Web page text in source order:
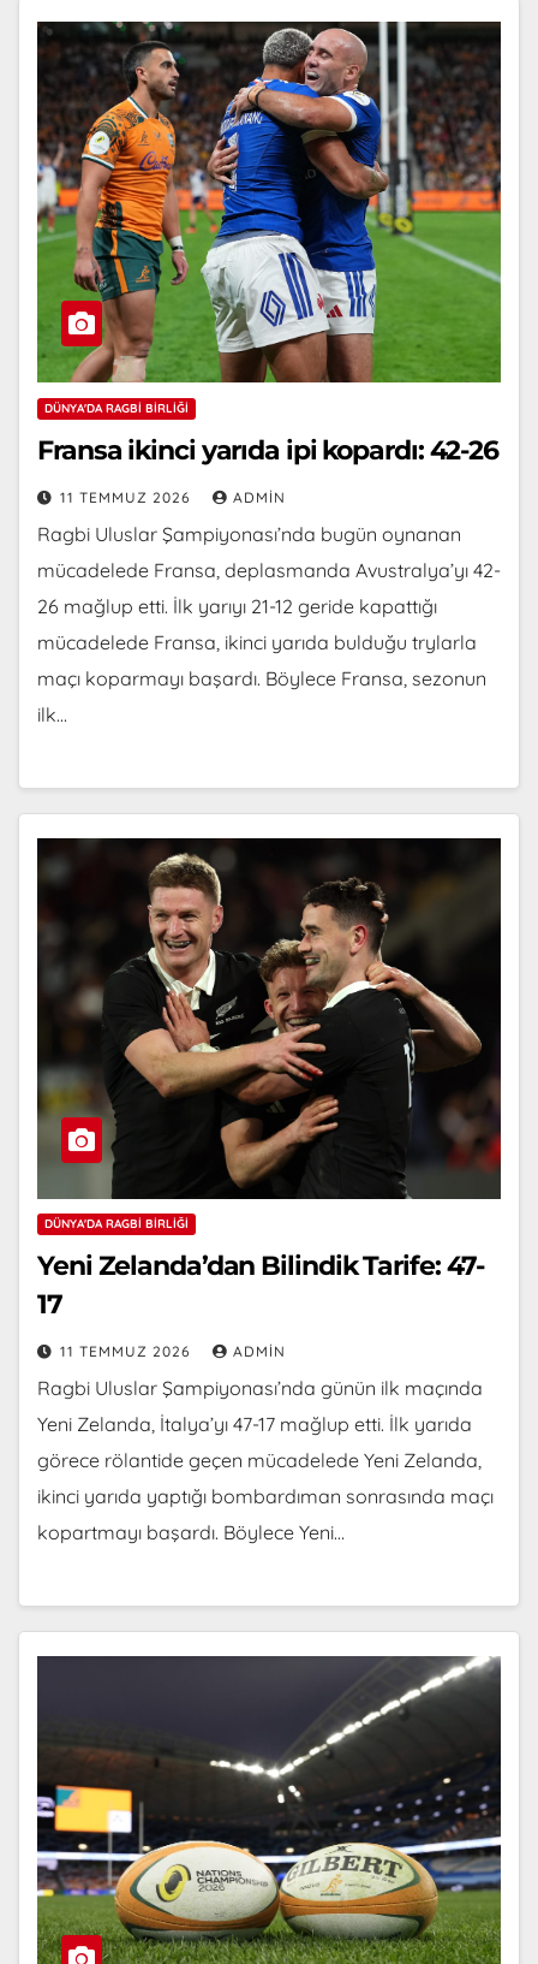
DÜNYA'DA RAGBI BIRLIĞI
Fransa ikinci yarıda ipi kopardı: 42-26
11 TEMMUZ 2026 ADMIN
Ragbi Uluslar Şampiyonası’nda bugün oynanan
mücadelede Fransa, deplasmanda Avustralya’yı 42-
26 mağlup etti. İlk yarıyı 21-12 geride kapattığı
mücadelede Fransa, ikinci yarıda bulduğu trylarla
maçı koparmayı başardı. Böylece Fransa, sezonun
ilk…
DÜNYA'DA RAGBI BIRLIĞI
Yeni Zelanda’dan Bilindik Tarife: 47-
17
11 TEMMUZ 2026 ADMIN
Ragbi Uluslar Şampiyonası’nda günün ilk maçında
Yeni Zelanda, İtalya’yı 47-17 mağlup etti. İlk yarıda
görece rölantide geçen mücadelede Yeni Zelanda,
ikinci yarıda yaptığı bombardıman sonrasında maçı
kopartmayı başardı. Böylece Yeni…